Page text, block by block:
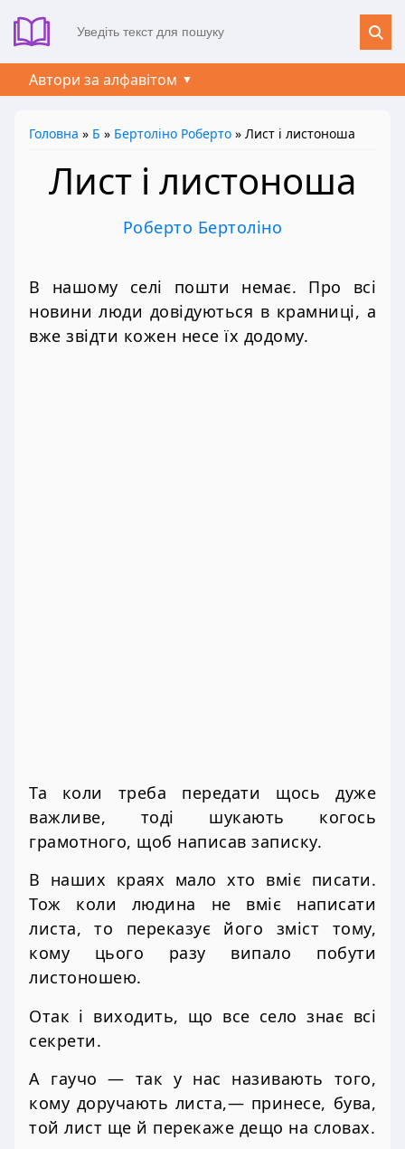
Автори за алфавітом
Головна » Б » Бертоліно Роберто » Лист і листоноша
Лист і листоноша
Роберто Бертоліно
В нашому селі пошти немає. Про всі
новини люди довідуються в крамниці, а
вже звідти кожен несе їх додому.
Та коли треба передати щось дуже
важливе, тоді шукають когось
грамотного, щоб написав записку.
В наших краях мало хто вміє писати.
Тож коли людина не вміє написати
листа, то переказує його зміст тому,
кому цього разу випало побути
листоношею.
Отак і виходить, що все село знає всі
секрети.
А гаучо — так у нас називають того,
кому доручають листа,— принесе, бува,
той лист ще й перекаже дещо на словах.